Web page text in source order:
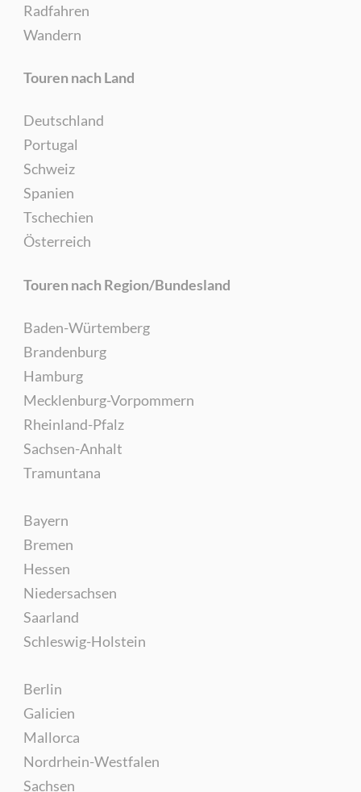
Radfahren
Wandern
Touren nach Land
Deutschland
Portugal
Schweiz
Spanien
Tschechien
Österreich
Touren nach Region/Bundesland
Baden-Würtemberg
Brandenburg
Hamburg
Mecklenburg-Vorpommern
Rheinland-Pfalz
Sachsen-Anhalt
Tramuntana
Bayern
Bremen
Hessen
Niedersachsen
Saarland
Schleswig-Holstein
Berlin
Galicien
Mallorca
Nordrhein-Westfalen
Sachsen